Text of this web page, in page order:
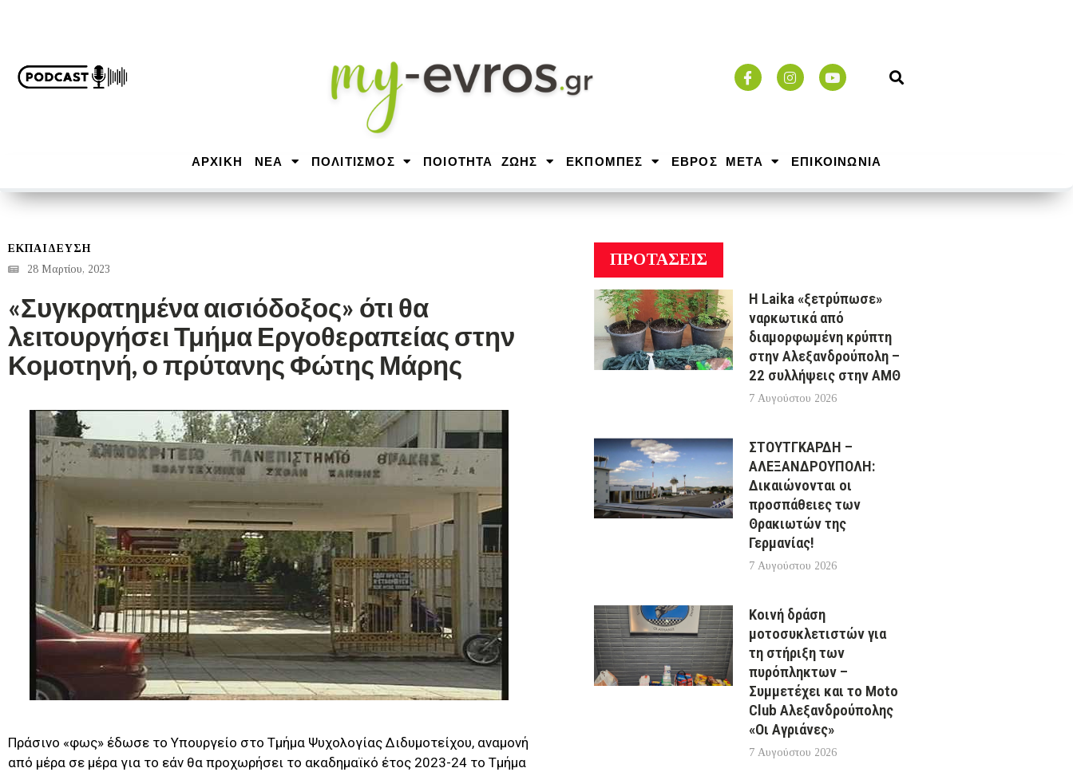
ΑΡΧΙΚΉ ΝΕΑ ΠΟΛΙΤΙΣΜΟΣ ΠΟΙΟΤΗΤΑ ΖΩΗΣ ΕΚΠΟΜΠΕΣ ΕΒΡΟΣ ΜΕΤΑ ΕΠΙΚΟΙΝΩΝΙΑ
ΕΚΠΑΙΔΕΥΣΗ
28 Μαρτίου, 2023
«Συγκρατημένα αισιόδοξος» ότι θα
λειτουργήσει Τμήμα Εργοθεραπείας στην
Κομοτηνή, ο πρύτανης Φώτης Μάρης
Πράσινο «φως» έδωσε το Υπουργείο στο Τμήμα Ψυχολογίας Διδυμοτείχου, αναμονή
από μέρα σε μέρα για το εάν θα προχωρήσει το ακαδημαϊκό έτος 2023-24 το Τμήμα
ΠΡΟΤΑΣΕΙΣ
Η Laika «ξετρύπωσε»
ναρκωτικά από
διαμορφωμένη κρύπτη
στην Αλεξανδρούπολη –
22 συλλήψεις στην ΑΜΘ
7 Αυγούστου 2026
ΣΤΟΥΤΓΚΑΡΔΗ –
ΑΛΕΞΑΝΔΡΟΥΠΟΛΗ:
Δικαιώνονται οι
προσπάθειες των
Θρακιωτών της
Γερμανίας!
7 Αυγούστου 2026
Κοινή δράση
μοτοσυκλετιστών για
τη στήριξη των
πυρόπληκτων –
Συμμετέχει και το Moto
Club Αλεξανδρούπολης
«Οι Αγριάνες»
7 Αυγούστου 2026